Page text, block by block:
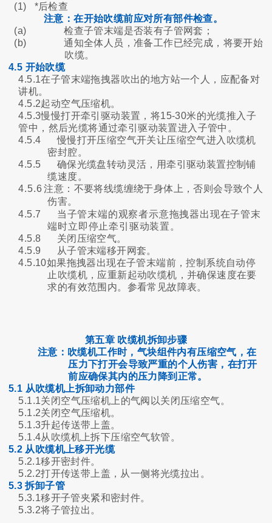
(1) *后检查
注意：在开始吹缆前应对所有部件检查。
(a)
检查子管末端是否装有子管网套；
(b)
通知全体人员，准备工作已经完成，将要开始
吹缆。
4.5 开始吹缆
4.5.1在子管末端拖拽器吹出的地方站一个人，应配备对
讲机。
4.5.2起动空气压缩机。
4.5.3慢慢打开牵引驱动装置，将15-30米的光缆推入子
管中，然后光缆将通过牵引驱动装置进入子管中。
4.5.4
慢慢打开压缩空气开关让压缩空气进入吹缆机
密封腔。
4.5.5
确保光缆盘转动灵活，用牵引驱动装置控制铺
缆速度。
4.5.6注意：不要将线缆缠绕于身体上，否则会导致个人
伤害。
4.5.7
当子管末端的观察者示意拖拽器出现在子管末
端时立即停止牵引驱动装置。
4.5.8
关闭压缩空气。
4.5.9
从子管末端移开网套。
4.5.10如果拖拽器出现在子管末端前，控制系统自动停
止吹缆机，应重新起动吹缆机，并确保速度在要
求的有效范围内。参看常见故障表。
第五章 吹缆机拆卸步骤
注意：吹缆机工作时，气块组件内有压缩空气，在
压力下打开会导致严重的个人伤害，在打开
前应确保其内的压力降到正常。
5.1 从吹缆机上拆卸动力部件
5.1.1关闭空气压缩机上的气阀以关闭压缩空气。
5.1.2关闭空气压缩机。
5.1.3升起传送带上盖。
5.1.4从吹缆机上拆下压缩空气软管。
5.2 从吹缆机上移开光缆
5.2.1移开密封件。
5.2.2打开传送带上盖，从一侧将光缆拉出。
5.3 拆卸子管
5.3.1移开子管夹紧和密封件。
5.3.2将子管拉出。